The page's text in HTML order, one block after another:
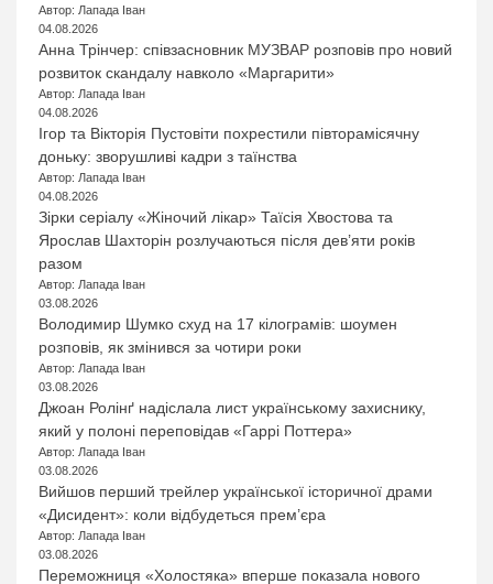
Автор: Лапада Іван
04.08.2026
Анна Трінчер: співзасновник МУЗВАР розповів про новий
розвиток скандалу навколо «Маргарити»
Автор: Лапада Іван
04.08.2026
Ігор та Вікторія Пустовіти похрестили півторамісячну
доньку: зворушливі кадри з таїнства
Автор: Лапада Іван
04.08.2026
Зірки серіалу «Жіночий лікар» Таїсія Хвостова та
Ярослав Шахторін розлучаються після дев’яти років
разом
Автор: Лапада Іван
03.08.2026
Володимир Шумко схуд на 17 кілограмів: шоумен
розповів, як змінився за чотири роки
Автор: Лапада Іван
03.08.2026
Джоан Ролінґ надіслала лист українському захиснику,
який у полоні переповідав «Гаррі Поттера»
Автор: Лапада Іван
03.08.2026
Вийшов перший трейлер української історичної драми
«Дисидент»: коли відбудеться прем’єра
Автор: Лапада Іван
03.08.2026
Переможниця «Холостяка» вперше показала нового